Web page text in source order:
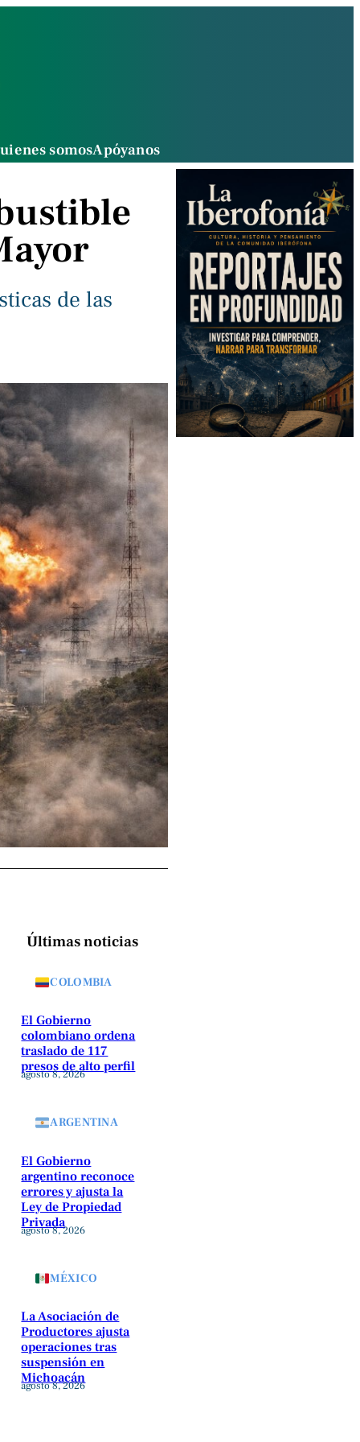
somosApóyanos
de las
Últimas noticias
COLOMBIA
El Gobierno
colombiano ordena
traslado de 117
presos de alto perfil
agosto 8, 2026
ARGENTINA
El Gobierno
argentino reconoce
errores y ajusta la
Ley de Propiedad
Privada
agosto 8, 2026
MÉXICO
La Asociación de
Productores ajusta
operaciones tras
suspensión en
Michoacán
agosto 8, 2026